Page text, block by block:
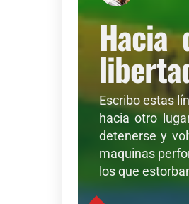
Hacia
Escribo estas
hacia otro
detenerse y
maquinas
los que